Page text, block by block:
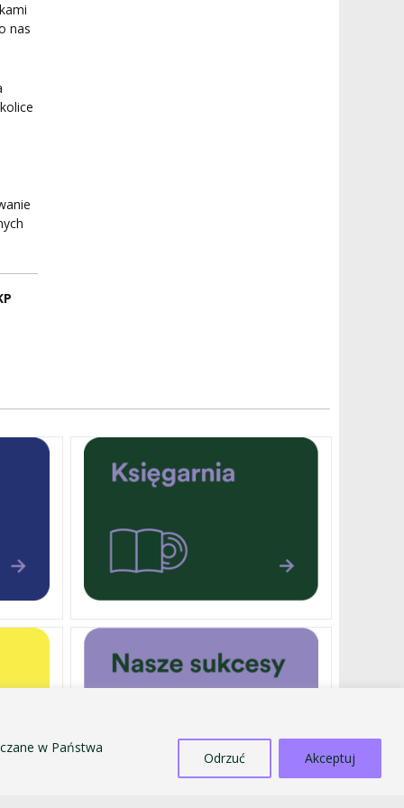
w Państwa
Odrzuć Akceptuj
nas